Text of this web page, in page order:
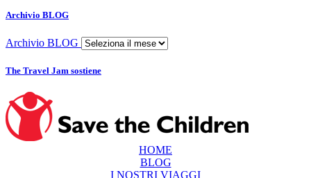
Archivio BLOG
Archivio BLOG
The Travel Jam sostiene
HOME
BLOG
I NOSTRI VIAGGI